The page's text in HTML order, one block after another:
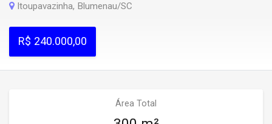
Itoupavazinha, Blumenau/SC
R$ 240.000,00
Área Total